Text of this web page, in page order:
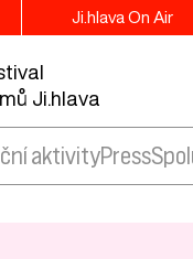
Ji.hlava On Air
Ji.hlava
aktivityPress